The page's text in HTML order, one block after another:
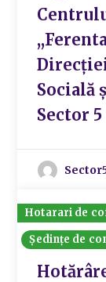
Socială
Sector 5
Hotarari de
Ședințe de